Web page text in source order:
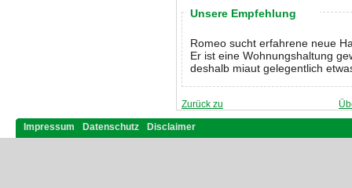
Unsere Empfehlung
Romeo sucht erfahrene neue
Er ist eine Wohnungshaltung
deshalb miaut gelegentlich
Zurück zu
Impressum Datenschutz Disclaimer